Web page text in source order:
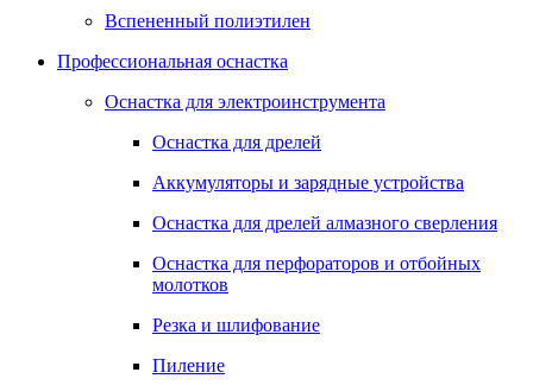
Вспененный полиэтилен
Профессиональная оснастка
Оснастка для электроинструмента
Оснастка для дрелей
Аккумуляторы и зарядные устройства
Оснастка для дрелей алмазного сверления
Оснастка для перфораторов и отбойных
молотков
Резка и шлифование
Пиление